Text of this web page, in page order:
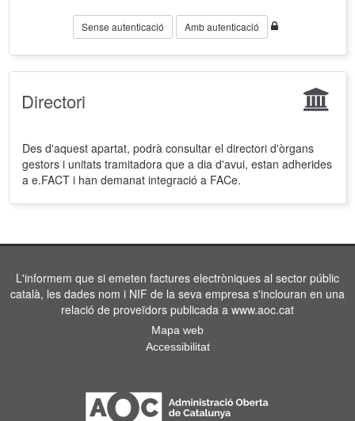
Sense autenticació Amb autenticació
Directori
Des d'aquest apartat, podrà consultar el directori d'òrgans
gestors i unitats tramitadora que a dia d'avui, estan adherides
a e.FACT i han demanat integració a FACe.
L'informem que si emeten factures electròniques al sector públic
català, les dades nom i NIF de la seva empresa s'inclouran en una
relació de proveïdors publicada a www.aoc.cat
Mapa web
Accessibilitat